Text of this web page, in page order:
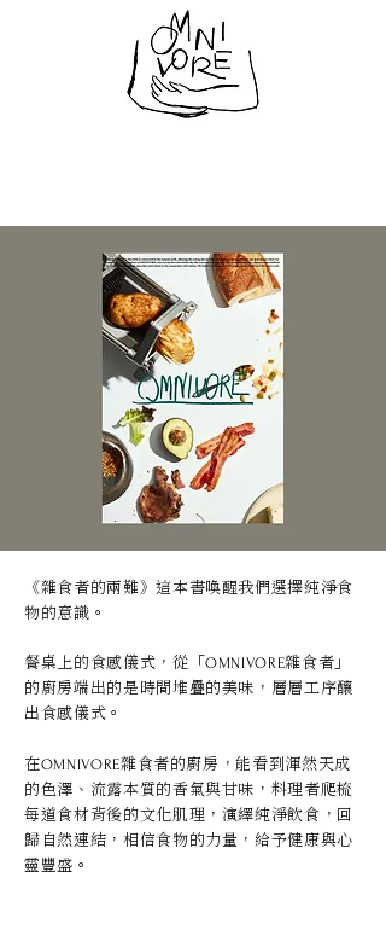
《雜食者的兩難》這本書喚醒我們選擇純淨食
物的意識。
餐桌上的食感儀式，從「OMNIVORE雜食者」
的廚房端出的是時間堆疊的美味，層層工序釀
出食感儀式。
在OMNIVORE雜食者的廚房，能看到渾然天成
的色澤、流露本質的香氣與甘味，料理者爬梳
每道食材背後的文化肌理，演繹純淨飲食，回
歸自然連結，相信食物的力量，給予健康與心
靈豐盛。